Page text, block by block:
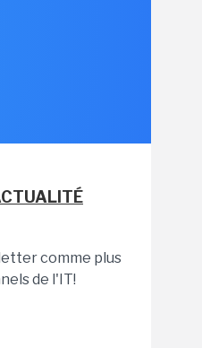
comme plus
de l'IT!